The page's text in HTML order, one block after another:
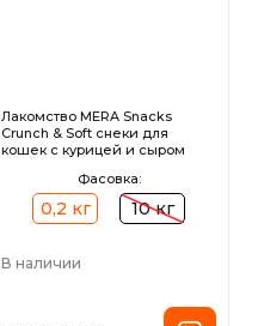
Лакомство MERA Snacks
Crunch & Soft снеки для
кошек с курицей и сыром
Фасовка:
0,2 кг 10 кг
В наличии